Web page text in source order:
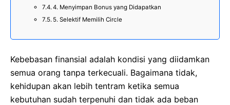
4. Menyimpan Bonus yang Didapatkan
5. Selektif Memilih Circle
Kebebasan finansial adalah kondisi yang diidamkan
semua orang tanpa terkecuali. Bagaimana tidak,
kehidupan akan lebih tentram ketika semua
kebutuhan sudah terpenuhi dan tidak ada beban